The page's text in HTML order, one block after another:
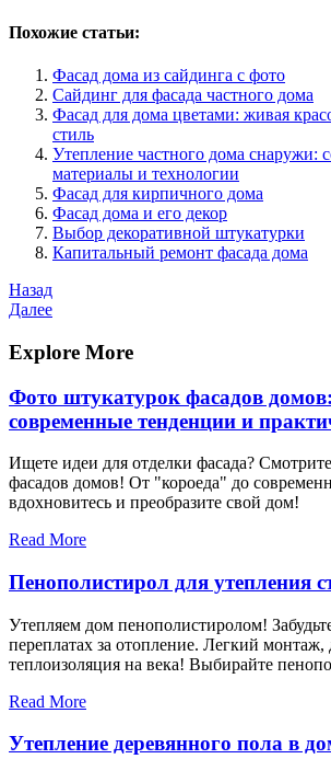
Похожие статьи:
Фасад дома из сайдинга с фото
Сайдинг для фасада частного дома
Фасад для дома цветами: живая
стиль
Утепление частного дома снаружи:
материалы и технологии
Фасад для кирпичного дома
Фасад дома и его декор
Выбор декоративной штукатурки
Капитальный ремонт фасада дома
Навигация
по
записям
Предыдущая
запись
Назад
Следующая
Далее
Explore More
Фото штукатурок фасадов
современные тенденции и
Ищете идеи для отделки фасада?
фасадов домов! От "короеда" до
вдохновитесь и преобразите свой дом!
Read More
Пенополистирол для утепления
Утепляем дом пенополистиролом!
переплатах за отопление. Легкий монтаж,
теплоизоляция на века! Выбирайте
Read More
Утепление деревянного пола в